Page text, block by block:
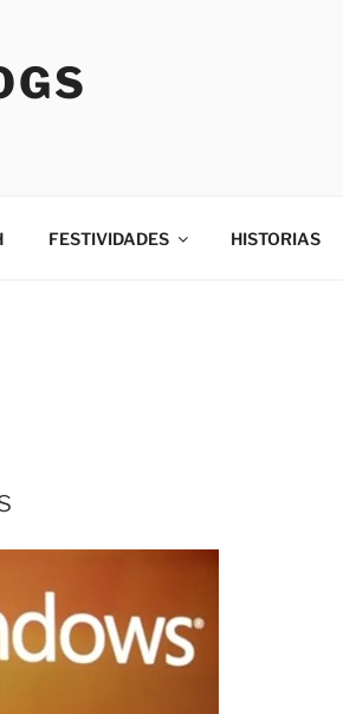
FESTIVIDADES HISTORIAS